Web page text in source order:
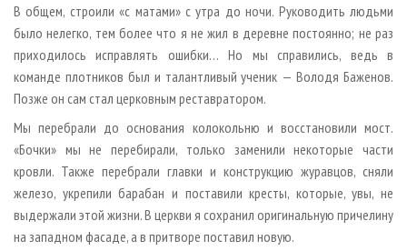
В общем, строили «с матами» с утра до ночи. Руководить людьми
было нелегко, тем более что я не жил в деревне постоянно; не раз
приходилось исправлять ошибки… Но мы справились, ведь в
команде плотников был и талантливый ученик — Володя Баженов.
Позже он сам стал церковным реставратором.
Мы перебрали до основания колокольню и восстановили мост.
«Бочки» мы не перебирали, только заменили некоторые части
кровли. Также перебрали главки и конструкцию журавцов, сняли
железо, укрепили барабан и поставили кресты, которые, увы, не
выдержали этой жизни. В церкви я сохранил оригинальную причелину
на западном фасаде, а в притворе поставил новую.